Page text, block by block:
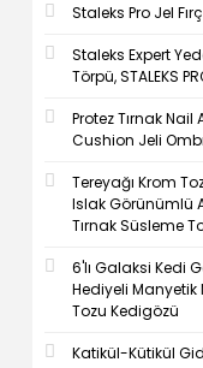
Staleks Pro Jel
Staleks Expert
Törpü, STALEKS
Protez Tırnak Nail
Cushion Jeli
Tereyağı Krom
Islak Görünümlü
Tırnak Süsleme
6'lı Galaksi Kedi
Hediyeli Manyetik
Tozu Kedigözü
Katikül-Kütikül